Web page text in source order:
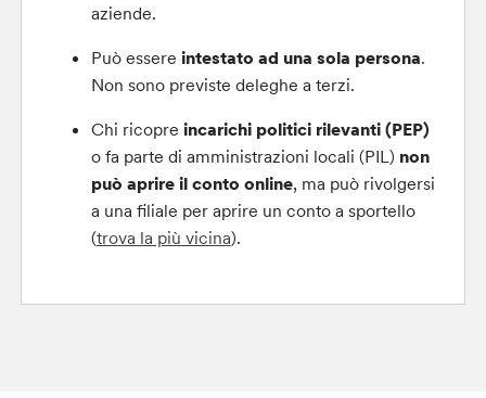
aziende.
Può essere intestato ad una sola persona.
Non sono previste deleghe a terzi.
Chi ricopre incarichi politici rilevanti (PEP)
o fa parte di amministrazioni locali (PIL) non
può aprire il conto online, ma può rivolgersi
a una filiale per aprire un conto a sportello
(trova la più vicina).